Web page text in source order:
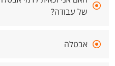
של עבודה?
אבטלה